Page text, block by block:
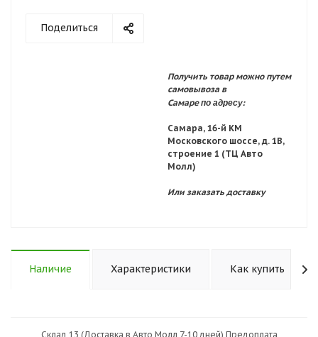
Поделиться
Получить товар можно путем
самовывоза в
Самарепо адресу:
Самара, 16-й КМ
Московского шоссе, д. 1В,
строение 1 (ТЦ Авто
Молл)
Или заказать доставку
Наличие Характеристики Как купить
Склад 13 (Доставка в Авто Молл 7-10 дней) Предоплата